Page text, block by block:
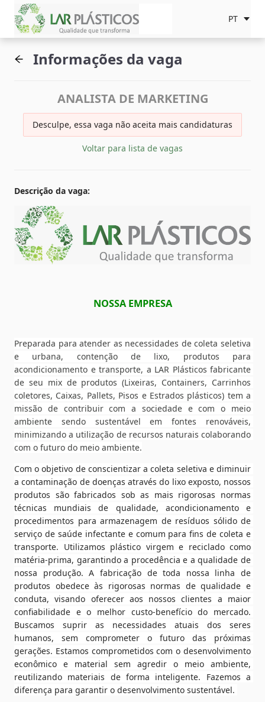
PT
Informações da vaga
ANALISTA DE MARKETING
Desculpe, essa vaga não aceita mais candidaturas
Voltar para lista de vagas
Descrição da vaga:
NOSSA EMPRESA
Preparada para atender as necessidades de coleta seletiva
e urbana, contenção de lixo, produtos para
acondicionamento e transporte, a LAR Plásticos fabricante
de seu mix de produtos (Lixeiras, Containers, Carrinhos
coletores, Caixas, Pallets, Pisos e Estrados plásticos) tem a
missão de contribuir com a sociedade e com o meio
ambiente sendo sustentável em fontes renováveis,
minimizando a utilização de recursos naturais colaborando
com o futuro do meio ambiente.
Com o objetivo de conscientizar a coleta seletiva e diminuir
a contaminação de doenças através do lixo exposto, nossos
produtos são fabricados sob as mais rigorosas normas
técnicas mundiais de qualidade, acondicionamento e
procedimentos para armazenagem de resíduos sólido de
serviço de saúde infectante e comum para fins de coleta e
transporte. Utilizamos plástico virgem e reciclado como
matéria-prima, garantindo a procedência e a qualidade de
nossa produção. A fabricação de toda nossa linha de
produtos obedece às rigorosas normas de qualidade e
conduta, visando oferecer aos nossos clientes a maior
confiabilidade e o melhor custo-benefício do mercado.
Buscamos suprir as necessidades atuais dos seres
humanos, sem comprometer o futuro das próximas
gerações. Estamos comprometidos com o desenvolvimento
econômico e material sem agredir o meio ambiente,
reutilizando materiais de forma inteligente. Fazemos a
diferença para garantir o desenvolvimento sustentável.